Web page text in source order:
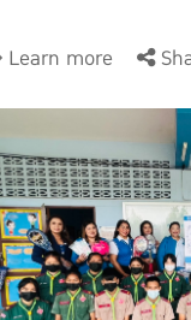
Learn more